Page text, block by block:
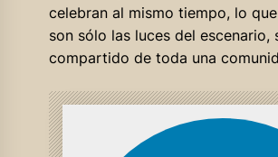
celebran al mismo tiempo, lo
son sólo las luces del escenario,
compartido de toda una